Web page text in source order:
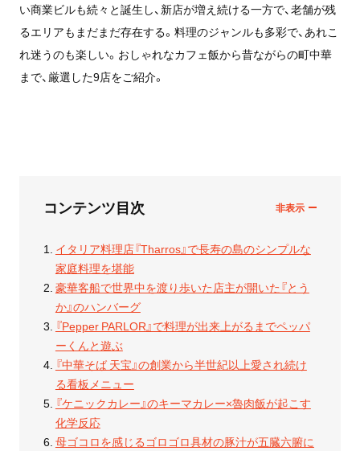
い商業ビルも続々と誕生し、新店が増え続ける一方で、老舗が残
るエリアもまだまだ存在する。料理のジャンルも多彩で、あれこ
れ迷うのも楽しい。おしゃれなカフェ飯から昔ながらの町中華
まで、厳選した9店をご紹介。
コンテンツ目次
イタリア料理店『Tharros』で長寿の島のシンプルな
家庭料理を堪能
豪華客船で世界中を渡り歩いた店主が開いた『とう
か』のハンバーグ
『Pepper PARLOR』で料理が出来上がるまでペッパ
ーくんと遊ぶ
『中華そば 天宝』の創業から半世紀以上愛され続け
る看板メニュー
『ケニックカレー』のキーマカレー×魯肉飯が起こす
化学反応
母ゴコロを感じるゴロゴロ具材の豚汁が五臓六腑に